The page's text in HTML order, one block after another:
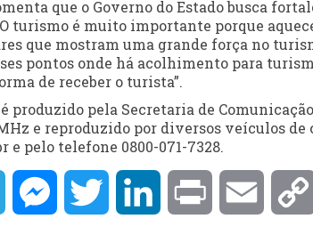
que o Governo do Estado busca
turismo é muito importante porque
que mostram uma grande força no
pontos onde há acolhimento para
de receber o turista”.
produzido pela Secretaria de
e reproduzido por diversos veículos
e pelo telefone 0800-071-7328.
TelegramMessengerTwitter LinkedInPrint Email